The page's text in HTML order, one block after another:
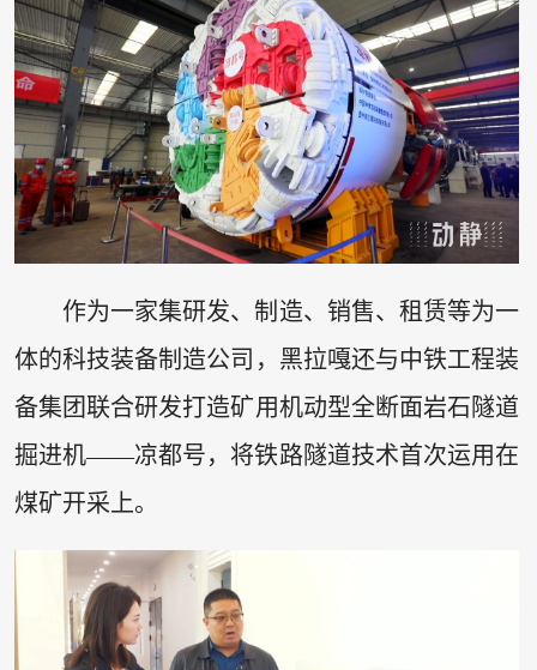
作为一家集研发、制造、销售、租赁等为一
体的科技装备制造公司，黑拉嘎还与中铁工程装
备集团联合研发打造矿用机动型全断面岩石隧道
掘进机——凉都号，将铁路隧道技术首次运用在
煤矿开采上。